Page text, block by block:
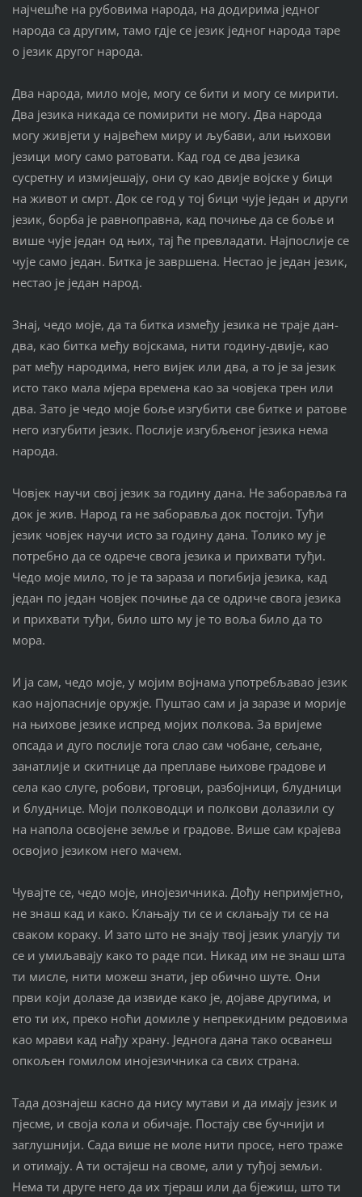
најчешће на рубовима народа, на додирима једног
народа са другим, тамо гдје се језик једног народа таре
о језик другог народа.
Два народа, мило моје, могу се бити и могу се мирити.
Два језика никада се помирити не могу. Два народа
могу живјети у највећем миру и љубави, али њихови
језици могу само ратовати. Кад год се два језика
сусретну и измијешају, они су као двије војске у бици
на живот и смрт. Док се год у тој бици чује један и други
језик, борба је равноправна, кад почиње да се боље и
више чује један од њих, тај ће превладати. Најпослије се
чује само један. Битка је завршена. Нестао је један језик,
нестао је један народ.
Знај, чедо моје, да та битка између језика не траје дан-
два, као битка међу војскама, нити годину-двије, као
рат међу народима, него вијек или два, а то је за језик
исто тако мала мјера времена као за човјека трен или
два. Зато је чедо моје боље изгубити све битке и ратове
него изгубити језик. Послије изгубљеног језика нема
народа.
Човјек научи свој језик за годину дана. Не заборавља га
док је жив. Народ га не заборавља док постоји. Туђи
језик човјек научи исто за годину дана. Толико му је
потребно да се одрече свога језика и прихвати туђи.
Чедо моје мило, то је та зараза и погибија језика, кад
један по један човјек почиње да се одриче свога језика
и прихвати туђи, било што му је то воља било да то
мора.
И ја сам, чедо моје, у мојим војнама употребљавао језик
као најопасније оружје. Пуштао сам и ја заразе и морије
на њихове језике испред мојих полкова. За вријеме
опсада и дуго послије тога слао сам чобане, сељане,
занатлије и скитнице да преплаве њихове градове и
села као слуге, робови, трговци, разбојници, блудници
и блуднице. Моји полководци и полкови долазили су
на напола освојене земље и градове. Више сам крајева
освојио језиком него мачем.
Чувајте се, чедо моје, инојезичника. Дођу непримјетно,
не знаш кад и како. Клањају ти се и склањају ти се на
сваком кораку. И зато што не знају твој језик улагују ти
се и умиљавају како то раде пси. Никад им не знаш шта
ти мисле, нити можеш знати, јер обично шуте. Они
први који долазе да извиде како је, дојаве другима, и
ето ти их, преко ноћи домиле у непрекидним редовима
као мрави кад нађу храну. Једнога дана тако осванеш
опкољен гомилом инојезичника са свих страна.
Тада дознајеш касно да нису мутави и да имају језик и
пјесме, и своја кола и обичаје. Постају све бучнији и
заглушнији. Сада више не моле нити просе, него траже
и отимају. А ти остајеш на своме, али у туђој земљи.
Нема ти друге него да их тјераш или да бјежиш, што ти